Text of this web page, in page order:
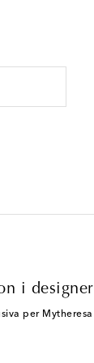
i designer
per Mytheresa